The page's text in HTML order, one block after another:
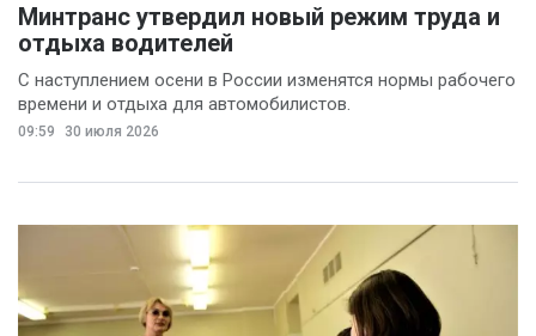
Минтранс утвердил новый режим труда и
отдыха водителей
С наступлением осени в России изменятся нормы рабочего
времени и отдыха для автомобилистов.
09:59 30 июля 2026